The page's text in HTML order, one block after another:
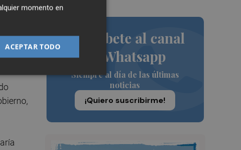
Suscríbete al canal
de Whatsapp
Siempre al día de las últimas
noticias
¡Quiero suscribirme!
lo momento en
ACEPTAR TODO